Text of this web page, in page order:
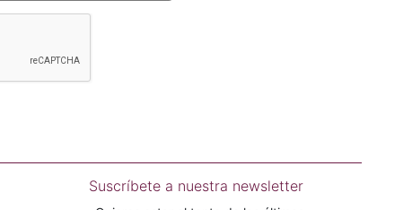
Suscríbete a nuestra newsletter